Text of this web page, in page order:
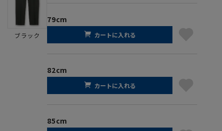
ブラック
79cm
カートに入れる
82cm
カートに入れる
85cm